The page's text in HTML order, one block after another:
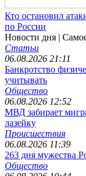
Кто остановил
по России
Новости дня |
Статьи
06.08.2026 21:11
Банкротство
учитывать
Общество
06.08.2026 12:52
МВД забирает
лазейку
Происшествия
06.08.2026 11:39
263 дня мужества
Общество